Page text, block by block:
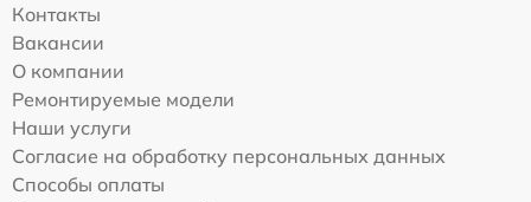
Контакты
Вакансии
О компании
Ремонтируемые модели
Наши услуги
Согласие на обработку персональных данных
Способы оплаты